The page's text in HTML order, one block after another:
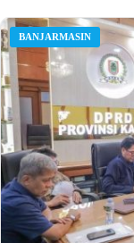
BANJARMASIN